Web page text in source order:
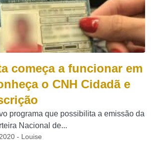
começa a funcionar em
o CNH Cidadã e
programa que possibilita a emissão da
Nacional de...
- Louise